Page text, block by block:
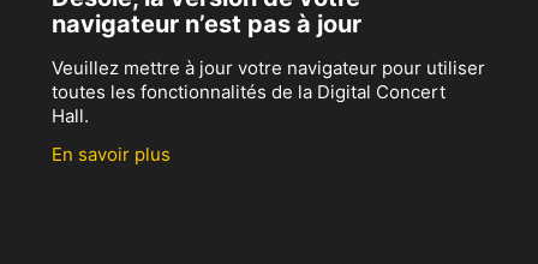
navigateur n’est pas à jour
Veuillez mettre à jour votre navigateur pour utiliser
toutes les fonctionnalités de la Digital Concert
Hall.
En savoir plus